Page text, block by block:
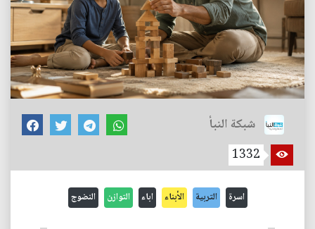
شبكة النبأ
1332
اسرة التربية الأبناء اباء التوازن النضوج